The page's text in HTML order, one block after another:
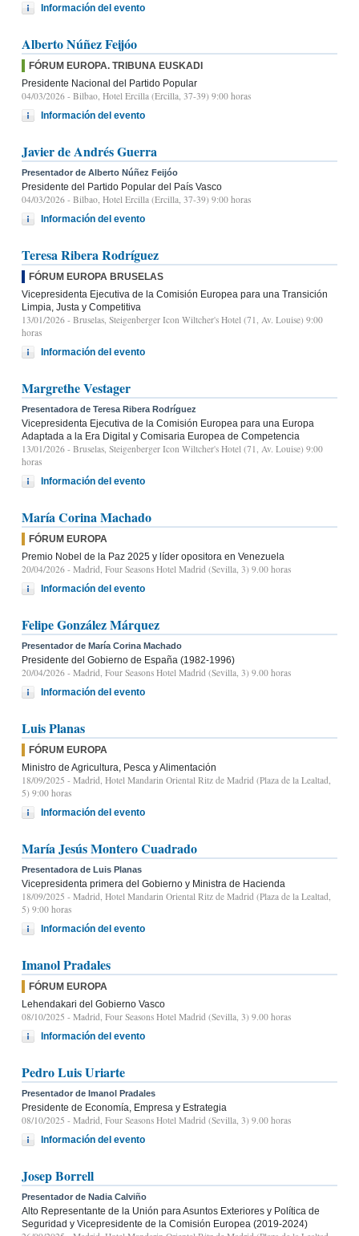
Información del evento
Alberto Núñez Feijóo
FÓRUM EUROPA. TRIBUNA EUSKADI
Presidente Nacional del Partido Popular
04/03/2026 - Bilbao, Hotel Ercilla (Ercilla, 37-39) 9:00 horas
Información del evento
Javier de Andrés Guerra
Presentador de Alberto Núñez Feijóo
Presidente del Partido Popular del País Vasco
04/03/2026 - Bilbao, Hotel Ercilla (Ercilla, 37-39) 9:00 horas
Información del evento
Teresa Ribera Rodríguez
FÓRUM EUROPA BRUSELAS
Vicepresidenta Ejecutiva de la Comisión Europea para una Transición
Limpia, Justa y Competitiva
13/01/2026 - Bruselas, Steigenberger Icon Wiltcher's Hotel (71, Av. Louise) 9:00
horas
Información del evento
Margrethe Vestager
Presentadora de Teresa Ribera Rodríguez
Vicepresidenta Ejecutiva de la Comisión Europea para una Europa
Adaptada a la Era Digital y Comisaria Europea de Competencia
13/01/2026 - Bruselas, Steigenberger Icon Wiltcher's Hotel (71, Av. Louise) 9:00
horas
Información del evento
María Corina Machado
FÓRUM EUROPA
Premio Nobel de la Paz 2025 y líder opositora en Venezuela
20/04/2026 - Madrid, Four Seasons Hotel Madrid (Sevilla, 3) 9.00 horas
Información del evento
Felipe González Márquez
Presentador de María Corina Machado
Presidente del Gobierno de España (1982-1996)
20/04/2026 - Madrid, Four Seasons Hotel Madrid (Sevilla, 3) 9.00 horas
Información del evento
Luis Planas
FÓRUM EUROPA
Ministro de Agricultura, Pesca y Alimentación
18/09/2025 - Madrid, Hotel Mandarin Oriental Ritz de Madrid (Plaza de la Lealtad,
5) 9:00 horas
Información del evento
María Jesús Montero Cuadrado
Presentadora de Luis Planas
Vicepresidenta primera del Gobierno y Ministra de Hacienda
18/09/2025 - Madrid, Hotel Mandarin Oriental Ritz de Madrid (Plaza de la Lealtad,
5) 9:00 horas
Información del evento
Imanol Pradales
FÓRUM EUROPA
Lehendakari del Gobierno Vasco
08/10/2025 - Madrid, Four Seasons Hotel Madrid (Sevilla, 3) 9.00 horas
Información del evento
Pedro Luis Uriarte
Presentador de Imanol Pradales
Presidente de Economía, Empresa y Estrategia
08/10/2025 - Madrid, Four Seasons Hotel Madrid (Sevilla, 3) 9.00 horas
Información del evento
Josep Borrell
Presentador de Nadia Calviño
Alto Representante de la Unión para Asuntos Exteriores y Política de
Seguridad y Vicepresidente de la Comisión Europea (2019-2024)